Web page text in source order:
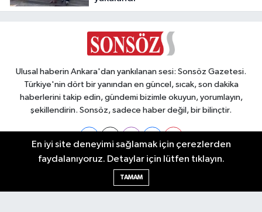
Ulusal haberin Ankara'dan yankılanan sesi: Sonsöz Gazetesi.
Türkiye'nin dört bir yanından en güncel, sıcak, son dakika
haberlerini takip edin, gündemi bizimle okuyun, yorumlayın,
şekillendirin. Sonsöz, sadece haber değil, bir bilinçtir.
Ankara Nöbetçi Eczaneler
En iyi site deneyimi sağlamak için çerezlerden
faydalanıyoruz. Detaylar için lütfen tıklayın.
TAMAM